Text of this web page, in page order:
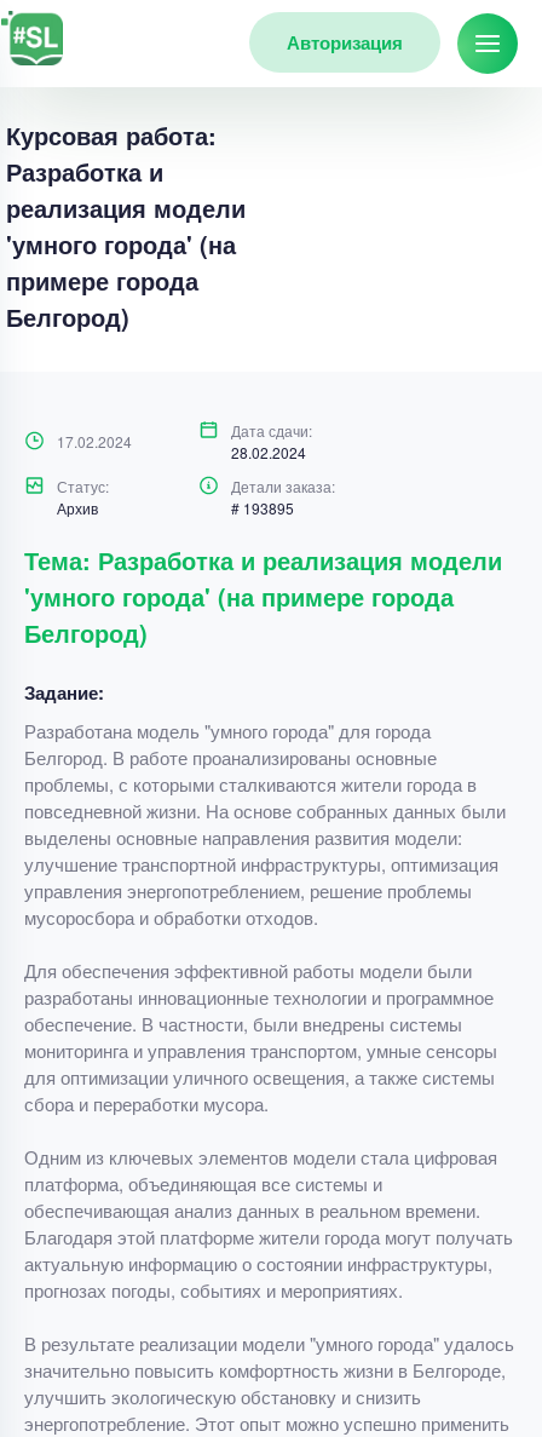
Авторизация
Курсовая работа:
Разработка и
реализация модели
'умного города' (на
примере города
Белгород)
17.02.2024
Дата сдачи:
28.02.2024
Статус:
Архив
Детали заказа:
# 193895
Тема: Разработка и реализация модели
'умного города' (на примере города
Белгород)
Задание:
Разработана модель "умного города" для города
Белгород. В работе проанализированы основные
проблемы, с которыми сталкиваются жители города в
повседневной жизни. На основе собранных данных были
выделены основные направления развития модели:
улучшение транспортной инфраструктуры, оптимизация
управления энергопотреблением, решение проблемы
мусоросбора и обработки отходов.
Для обеспечения эффективной работы модели были
разработаны инновационные технологии и программное
обеспечение. В частности, были внедрены системы
мониторинга и управления транспортом, умные сенсоры
для оптимизации уличного освещения, а также системы
сбора и переработки мусора.
Одним из ключевых элементов модели стала цифровая
платформа, объединяющая все системы и
обеспечивающая анализ данных в реальном времени.
Благодаря этой платформе жители города могут получать
актуальную информацию о состоянии инфраструктуры,
прогнозах погоды, событиях и мероприятиях.
В результате реализации модели "умного города" удалось
значительно повысить комфортность жизни в Белгороде,
улучшить экологическую обстановку и снизить
энергопотребление. Этот опыт можно успешно применить